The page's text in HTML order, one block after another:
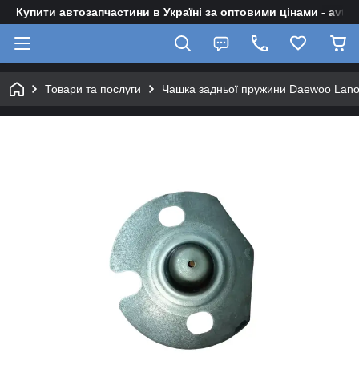
Купити автозапчастини в Україні за оптовими цінами -
Товари та послуги Чашка задньої пружини Daewoo